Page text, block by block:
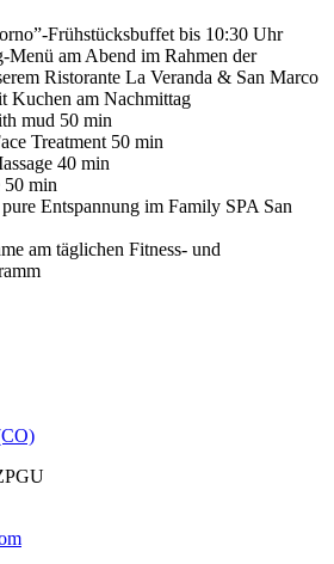
Frühstücksbuffet bis 10:30 Uhr
Menü am Abend im Rahmen der
Ristorante La Veranda & San Marco
Kuchen am Nachmittag
mud 50 min
Treatment 50 min
40 min
50 min
Entspannung im Family SPA San
am täglichen Fitness- und